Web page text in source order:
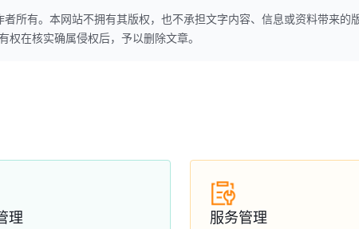
所有。本网站不拥有其版权，也不承担文字内容、信息或资料带来的
权在核实确属侵权后，予以删除文章。
理 服务管理